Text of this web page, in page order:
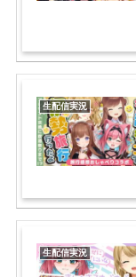
生配信実況
生配信実況